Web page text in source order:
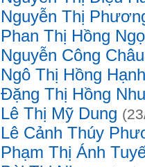
Nguyễn Thị
Phan Thị Hồng
Nguyễn Công Châu
Ngô Thị Hồng Hạnh
Đặng Thị Hồng
Lê Thị Mỹ Dung
Lê Cảnh Thúy
Phạm Thị Ánh